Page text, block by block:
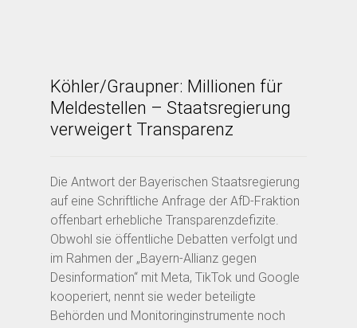
Köhler/Graupner: Millionen für
Meldestellen – Staatsregierung
verweigert Transparenz
Die Antwort der Bayerischen Staatsregierung
auf eine Schriftliche Anfrage der AfD-Fraktion
offenbart erhebliche Transparenzdefizite.
Obwohl sie öffentliche Debatten verfolgt und
im Rahmen der „Bayern-Allianz gegen
Desinformation“ mit Meta, TikTok und Google
kooperiert, nennt sie weder beteiligte
Behörden und Monitoringinstrumente noch